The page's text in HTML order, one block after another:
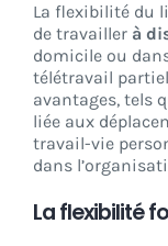
La flexibilité du
de travailler à
domicile ou
télétravail
avantages, tels
liée aux
travail-vie
dans
La flexibilité